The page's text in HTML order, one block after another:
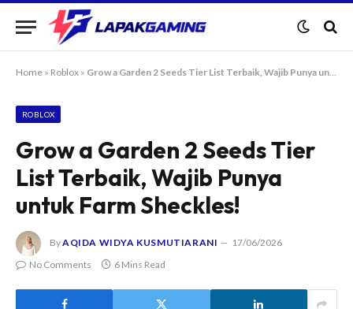
Home » Roblox » Grow a Garden 2 Seeds Tier List Terbaik, Wajib Punya untuk Farm Sheckles!
ROBLOX
Grow a Garden 2 Seeds Tier
List Terbaik, Wajib Punya
untuk Farm Sheckles!
ByAQIDA WIDYA KUSMUTIARANI
17/06/2026
No Comments
6 Mins Read